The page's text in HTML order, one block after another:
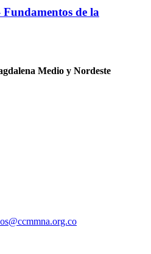
de la
Medio y Nordeste